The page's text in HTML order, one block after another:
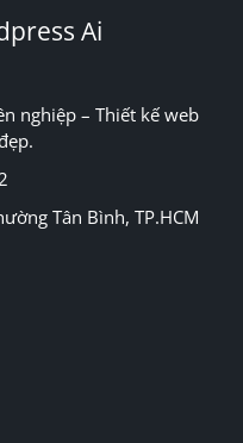
Ai
nghiệp – Thiết kế web
Tân Bình, TP.HCM